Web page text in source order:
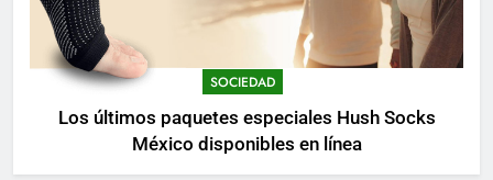
SOCIEDAD
Los últimos paquetes especiales Hush Socks
México disponibles en línea